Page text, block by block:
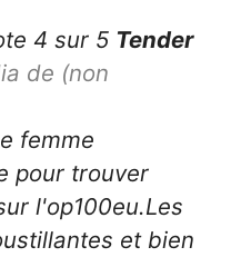
4 sur 5 Tender
de (non
femme
pour trouver
l'op100eu.Les
et bien